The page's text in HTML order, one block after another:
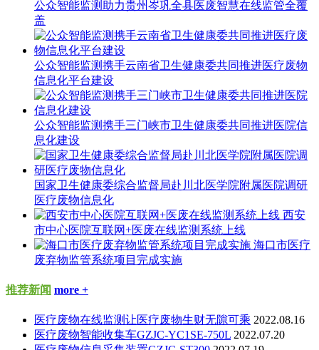
公众智能监测助力贵州岑巩全县医废智慧在线监管全覆
盖
公众智能监测携手云南省卫生健康委共同推进医疗废物
信息化平台建设
公众智能监测携手三门峡市卫生健康委共同推进医院信
息化建设
国家卫生健康委综合监督局赴川北医学院附属医院调研
医疗废物信息化
西安
市中心医院互联网+医废在线监测系统上线
海口市医疗
废弃物监管系统项目完成实施
推荐新闻 more +
医疗废物在线监测让医疗废物生财无隙可乘 2022.08.16
医疗废物智能收集车GZJC-YC1SE-750L 2022.07.20